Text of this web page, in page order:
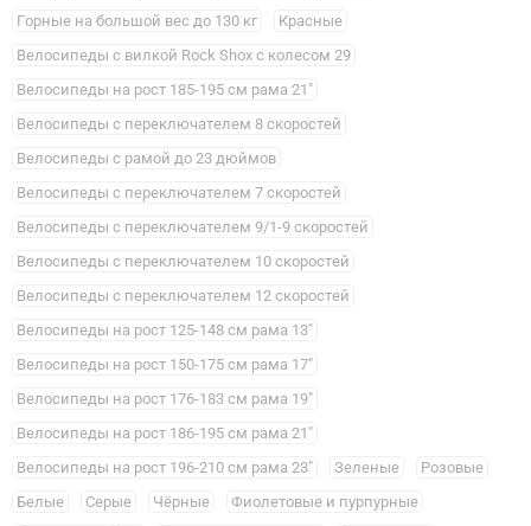
Горные на большой вес до 130 кг
Красные
Велосипеды с вилкой Rock Shox с колесом 29
Велосипеды на рост 185-195 см рама 21"
Велосипеды с переключателем 8 скоростей
Велосипеды с рамой до 23 дюймов
Велосипеды с переключателем 7 скоростей
Велосипеды с переключателем 9/1-9 скоростей
Велосипеды с переключателем 10 скоростей
Велосипеды с переключателем 12 скоростей
Велосипеды на рост 125-148 см рама 13"
Велосипеды на рост 150-175 см рама 17"
Велосипеды на рост 176-183 см рама 19"
Велосипеды на рост 186-195 см рама 21"
Велосипеды на рост 196-210 см рама 23"
Зеленые
Розовые
Белые
Серые Чёрные
Фиолетовые и пурпурные